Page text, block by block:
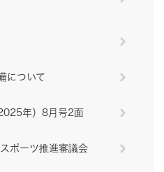
について
年）8月号2面
ポーツ推進審議会